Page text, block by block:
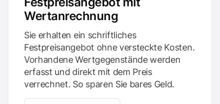
Wertanrechnung
Sie erhalten ein schriftliches
Festpreisangebot ohne versteckte Kosten.
Vorhandene Wertgegenstände werden
erfasst und direkt mit dem Preis
verrechnet. So sparen Sie bares Geld.